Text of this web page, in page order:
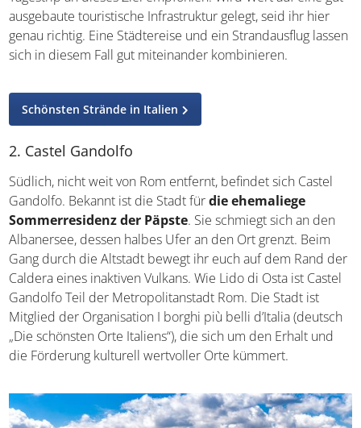
ausgebaute touristische Infrastruktur gelegt, seid ihr hier
genau richtig. Eine Städtereise und ein Strandausflug lassen
sich in diesem Fall gut miteinander kombinieren.
Schönsten Strände in Italien
2. Castel Gandolfo
Südlich, nicht weit von Rom entfernt, befindet sich Castel
Gandolfo. Bekannt ist die Stadt fürdie ehemaliege
Sommerresidenz der Päpste. Sie schmiegt sich an den
Albanersee, dessen halbes Ufer an den Ort grenzt. Beim
Gang durch die Altstadt bewegt ihr euch auf dem Rand der
Caldera eines inaktiven Vulkans. Wie Lido di Osta ist Castel
Gandolfo Teil der Metropolitanstadt Rom. Die Stadt ist
Mitglied der Organisation I borghi più belli d’Italia (deutsch
„Die schönsten Orte Italiens“), die sich um den Erhalt und
die Förderung kulturell wertvoller Orte kümmert.